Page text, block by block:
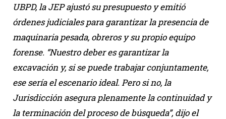
UBPD, la JEP ajustó su presupuesto y emitió
órdenes judiciales para garantizar la presencia de
maquinaria pesada, obreros y su propio equipo
forense. “Nuestro deber es garantizar la
excavación y, si se puede trabajar conjuntamente,
ese sería el escenario ideal. Pero si no, la
Jurisdicción asegura plenamente la continuidad y
la terminación del proceso de búsqueda”, dijo el